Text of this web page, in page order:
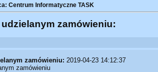
Centrum Informatyczne TASK
udzielanym zamówieniu:
zamówieniu: 2019-04-23 14:12:37
zamówieniu